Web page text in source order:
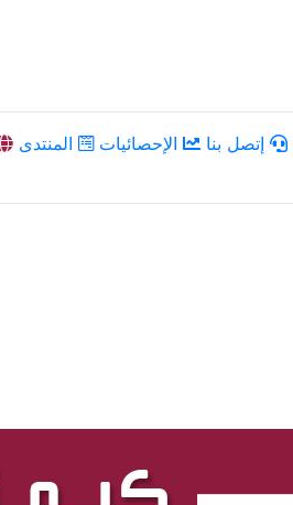
إتصل بنا الإحصائيات المنتدى